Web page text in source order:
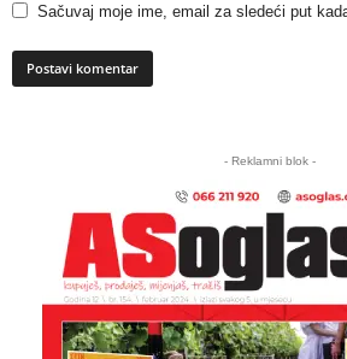
Sačuvaj moje ime, email za sledeći put
- Reklamni blok -